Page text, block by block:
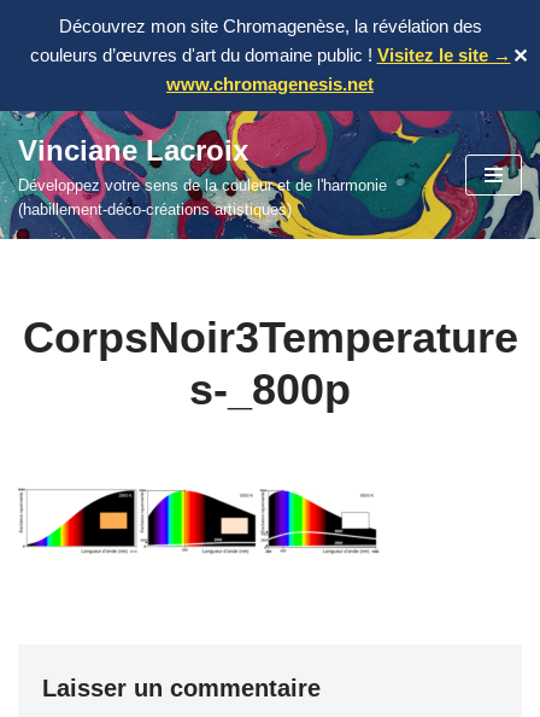
Découvrez mon site Chromagenèse, la révélation des
couleurs d’œuvres d'art du domaine public ! Visitez le site →
www.chromagenesis.net
✕
Aller
au
contenu
Vinciane Lacroix
Développez votre sens de la couleur et de l'harmonie
(habillement-déco-créations artistiques)
CorpsNoir3Temperature
s-_800p
Laisser un commentaire